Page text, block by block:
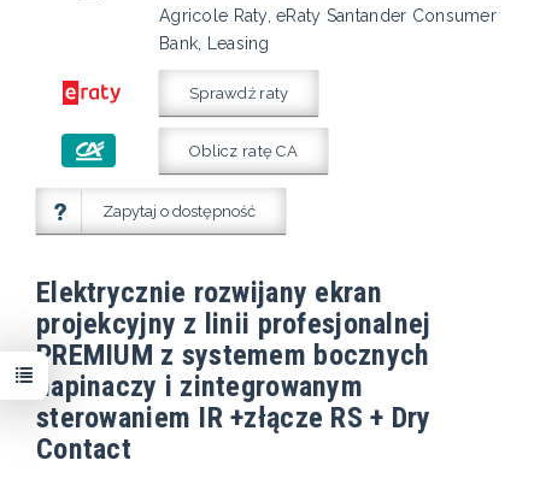
Agricole Raty, eRaty Santander Consumer
Bank, Leasing
Sprawdź raty
Oblicz ratę CA
Zapytaj o dostępność
Elektrycznie rozwijany ekran
projekcyjny z linii profesjonalnej
PREMIUM z systemem bocznych
napinaczy i zintegrowanym
sterowaniem IR +złącze RS + Dry
Contact